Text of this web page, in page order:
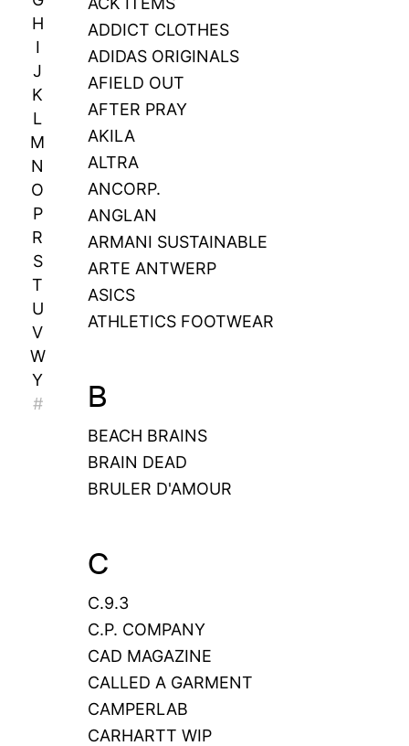
H
I
J
K
L
M
N
O
P
R
S
T
U
V
W
Y
#
ADDICT CLOTHES
ADIDAS ORIGINALS
AFIELD OUT
AFTER PRAY
AKILA
ALTRA
ANCORP.
ANGLAN
ARMANI SUSTAINABLE
ARTE ANTWERP
ASICS
ATHLETICS FOOTWEAR
B
BEACH BRAINS
BRAIN DEAD
BRULER D'AMOUR
C
C.9.3
C.P. COMPANY
CAD MAGAZINE
CALLED A GARMENT
CAMPERLAB
CARHARTT WIP